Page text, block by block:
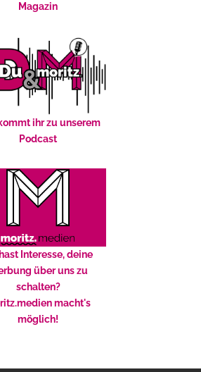
Magazin
ihr zu unserem
Podcast
Interesse, deine
über uns zu
schalten?
macht's
möglich!